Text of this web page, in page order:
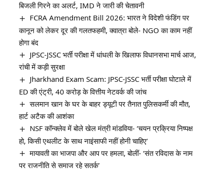
बिजली गिरने का अलर्ट, IMD ने जारी की चेतावनी
FCRA Amendment Bill 2026: भारत ने विदेशी फंडिंग पर
कानून को लेकर दूर की गलतफहमी, क्वात्रा बोले- NGO का काम नहीं
होगा बंद
JPSC-JSSC भर्ती परीक्षा में धांधली के खिलाफ विधानसभा मार्च आज,
रांची में कड़ी सुरक्षा
Jharkhand Exam Scam: JPSC-JSSC भर्ती परीक्षा घोटाले में
ED की एंट्री, 40 करोड़ के वित्तीय नेटवर्क की जांच
सलमान खान के घर के बाहर ड्यूटी पर तैनात पुलिसकर्मी की मौत,
हार्ट अटैक की आशंका
NSF कॉन्क्लेव में बोले खेल मंत्री मांडविया- ‘चयन प्रक्रिया निष्पक्ष
हो, किसी एथलीट के साथ नाइंसाफी नहीं होनी चाहिए’
मायावती का भाजपा और आप पर हमला, बोलीं- ‘संत रविदास के नाम
पर राजनीति से समाज रहे सतर्क’